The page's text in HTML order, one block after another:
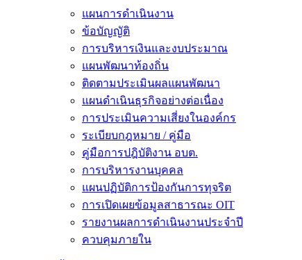
แผนการดำเนินงาน
ข้อบัญญัติ
การบริหารเงินและงบประมาณ
แผนพัฒนาท้องถิ่น
ติดตามประเมินผลแผนพัฒนา
แผนดำเนินธุรกิจอย่างต่อเนื่อง
การประเมินความเสี่ยงในองค์กร
ระเบียบกฎหมาย / คู่มือ
คู่มือการปฎิบัติงาน อบต.
การบริหารงานบุคคล
แผนปฏิบัติการป้องกันการทุจริต
การเปิดเผยข้อมูลสาธารณะ OIT
รายงานผลการดำเนินงานประจำปี
ควบคุมภายใน